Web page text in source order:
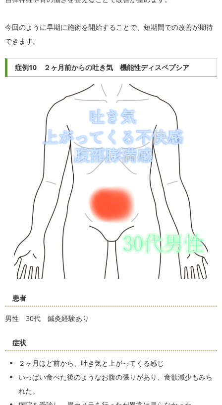
今回のように早期に施術を開始することで、短期間での改善が期待
できます。
症例10 ２ヶ月前からの吐き気 機能性ディスペプシア
患者
男性 30代 鍼灸経験あり
症状
２ヶ月ほど前から、吐き気と上がってくる感じ
いっぱい食べた後のようなお腹の張りがあり、食欲減少もみら
れた。